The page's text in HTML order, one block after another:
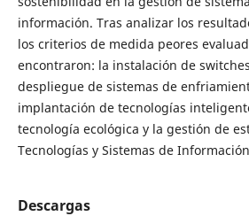
información. Tras analizar los
los criterios de medida peores
encontraron: la instalación de
despliegue de sistemas de
implantación de tecnologías
tecnología ecológica y la gestión de
Tecnologías y Sistemas de
Descargas